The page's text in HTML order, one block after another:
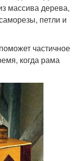
массива дерева,
петли и
частичное
когда рама